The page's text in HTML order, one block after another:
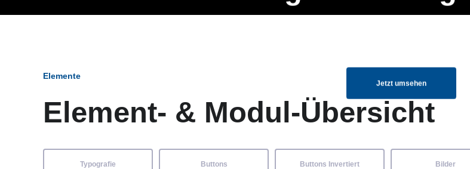
Jetzt umsehen
Elemente
Element- & Modul-Übersicht
Typografie Buttons Buttons Invertiert Bilder